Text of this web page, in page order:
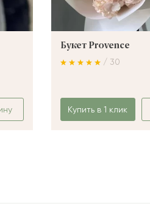
Букет Provence
/ 30
Купить в 1 клик